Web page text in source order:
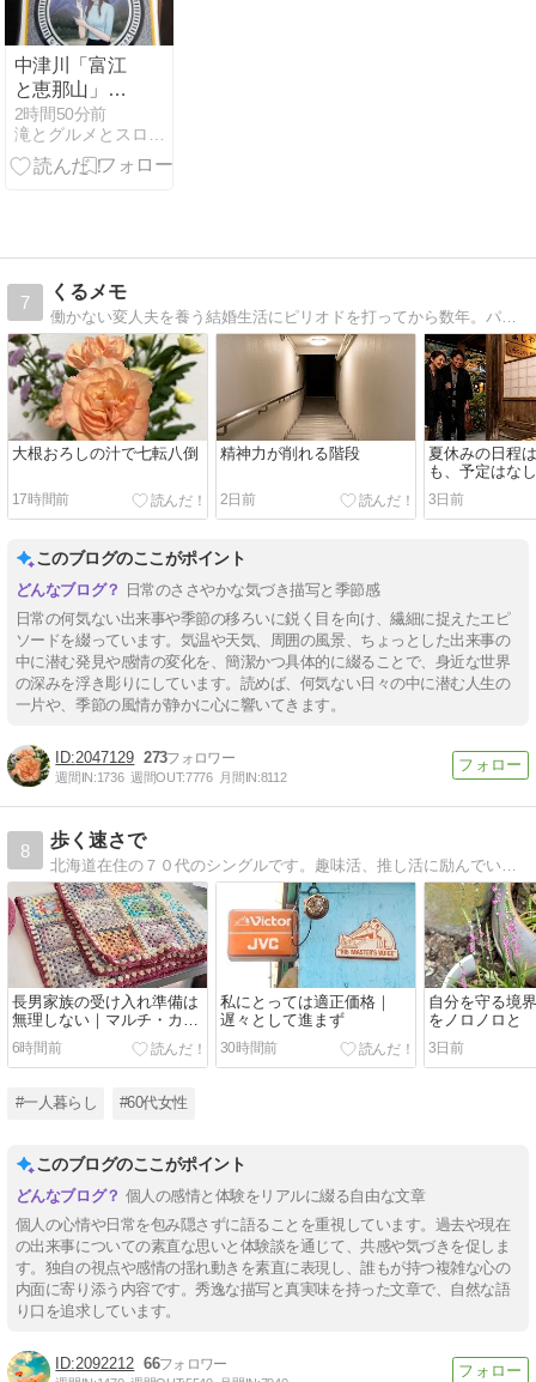
中津川「富江
と恵那山」マ
ンホールカー
ド獲得！愛知
方面収集行脚
2時間50分前
滝とグルメとスロードライブ
7
くるメモ
働かない変人夫を養う結婚生活にピリオドを打ってから数年。パートと在宅の仕事でなんとか生計を立てています。旧『離活のためのアラフィフ貯金日記』→『ぼっちシニアの幸せ探し貯金日記』→当ブログへと変遷しています。
大根おろしの汁で七転八倒
17時間前
精神力が削れる階段
2日前
夏休みの日程
も、予定はなし
3日前
このブログのここがポイント
日常のささやかな気づき描写と季節感
日常の何気ない出来事や季節の移ろいに鋭く目を向け、繊細に捉えたエピ
ソードを綴っています。気温や天気、周囲の風景、ちょっとした出来事の
中に潜む発見や感情の変化を、簡潔かつ具体的に綴ることで、身近な世界
の深みを浮き彫りにしています。読めば、何気ない日々の中に潜む人生の
一片や、季節の風情が静かに心に響いてきます。
2047129 273
週間IN:1736 週間OUT:7776 月間IN:8112
8
歩く速さで
長男家族の受け入れ準備は
無理しない｜マルチ・カバ
ーが完成
6時間前
私にとっては適正価格｜
遅々として進まず
30時間前
自分を守る境
をノロノロと
3日前
#一人暮らし #60代女性
このブログのここがポイント
個人の感情と体験をリアルに綴る自由な文章
個人の心情や日常を包み隠さずに語ることを重視しています。過去や現在
の出来事についての素直な思いと体験談を通じて、共感や気づきを促しま
す。独自の視点や感情の揺れ動きを素直に表現し、誰もが持つ複雑な心の
内面に寄り添う内容です。秀逸な描写と真実味を持った文章で、自然な語
り口を追求しています。
2092212 66